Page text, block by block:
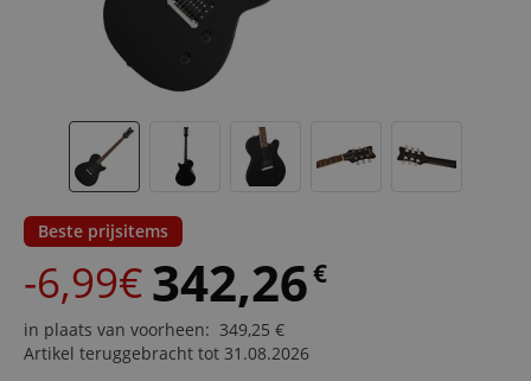
Beste prijsitems
-6,99€342,26€
in plaats van voorheen: 349,25 €
Artikel teruggebracht tot 31.08.2026